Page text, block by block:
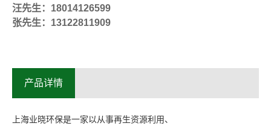
汪先生：18014126599
张先生：13122811909
产品详情
上海业晓环保是一家以从事再生资源利用、